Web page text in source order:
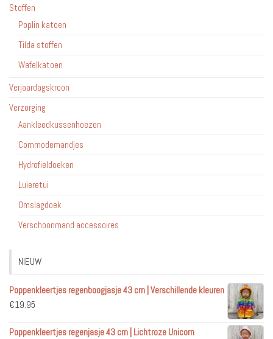
Stoffen
Poplin katoen
Tilda stoffen
Wafelkatoen
Verjaardagskroon
Verzorging
Aankleedkussenhoezen
Commodemandjes
Hydrofieldoeken
Luieretui
Omslagdoek
Verschoonmand accessoires
NIEUW
Poppenkleertjes regenboogjasje 43 cm | Verschillende kleuren
€19.95
Poppenkleertjes regenjasje 43 cm | Lichtroze Unicorn